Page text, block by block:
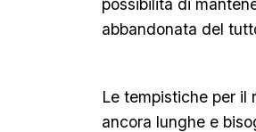
possibilità di
abbandonata del
Le tempistiche per
ancora lunghe e